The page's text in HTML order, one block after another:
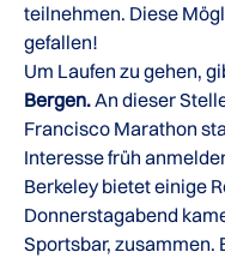
teilnehmen. Diese
gefallen!
Um Laufen zu gehen,
Bergen.An dieser
Francisco Marathon
Interesse früh
Berkeley bietet einige
Donnerstagabend
Sportsbar, zusammen.